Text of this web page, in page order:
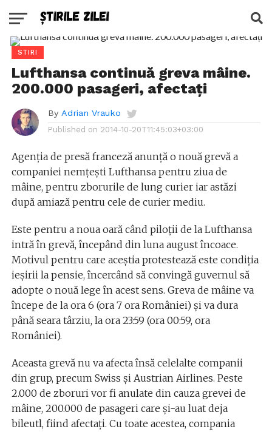
STIRI
Lufthansa continuă greva mâine.
200.000 pasageri, afectați
By Adrian Vrauko
Published on 2014-10-20T11:45:03+03:00
Agenția de presă franceză anunță o nouă grevă a
companiei nemțești Lufthansa pentru ziua de
mâine, pentru zborurile de lung curier iar astăzi
după amiază pentru cele de curier mediu.
Este pentru a noua oară când piloții de la Lufthansa
intră în grevă, începând din luna august încoace.
Motivul pentru care aceștia protestează este condiția
ieșirii la pensie, încercând să convingă guvernul să
adopte o nouă lege în acest sens. Greva de mâine va
începe de la ora 6 (ora 7 ora României) și va dura
până seara târziu, la ora 23:59 (ora 00:59, ora
României).
Aceasta grevă nu va afecta însă celelalte companii
din grup, precum Swiss și Austrian Airlines. Peste
2.000 de zboruri vor fi anulate din cauza grevei de
mâine, 200.000 de pasageri care și-au luat deja
bileutl, fiind afectați. Cu toate acestea, compania